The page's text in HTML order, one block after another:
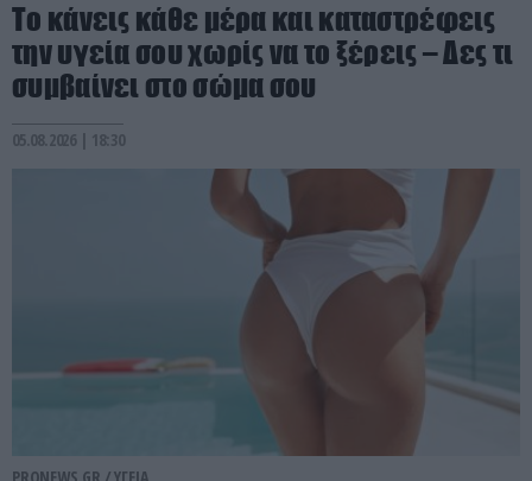
Το κάνεις κάθε μέρα και καταστρέφεις
την υγεία σου χωρίς να το ξέρεις – Δες τι
συμβαίνει στο σώμα σου
05.08.2026 | 18:30